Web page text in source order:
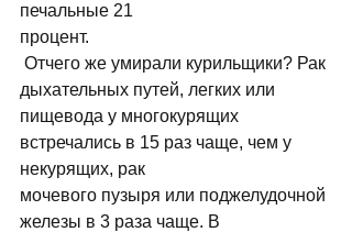
печальные 21
процент.
Отчего же умирали курильщики? Рак
дыхательных путей, легких или
пищевода у многокурящих
встречались в 15 раз чаще, чем у
некурящих, рак
мочевого пузыря или поджелудочной
железы в 3 раза чаще. В